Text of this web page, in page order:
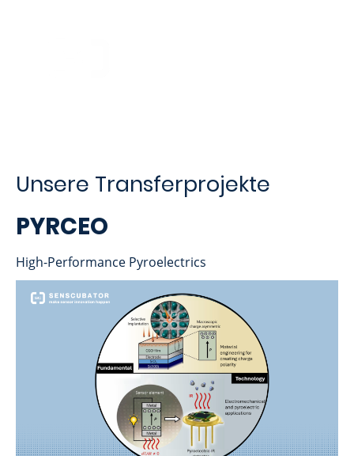
Unsere Transferprojekte
PYRCEO
High-Performance Pyroelectrics